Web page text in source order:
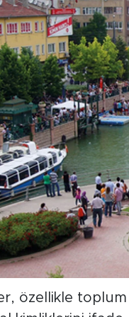
özellikle